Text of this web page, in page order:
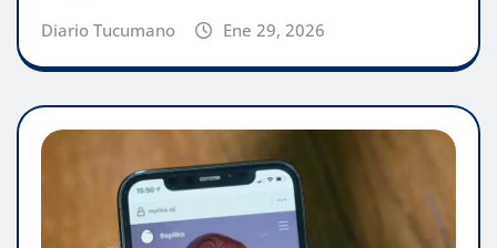
Diario Tucumano Ene 29, 2026